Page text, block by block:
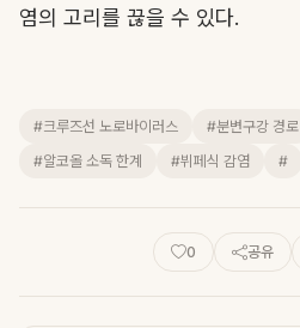
염의 고리를 끊을 수 있다.
#크루즈선 노로바이러스 #분변구강 경로
#알코올 소독 한계
#뷔페식 감염 #
0 공유